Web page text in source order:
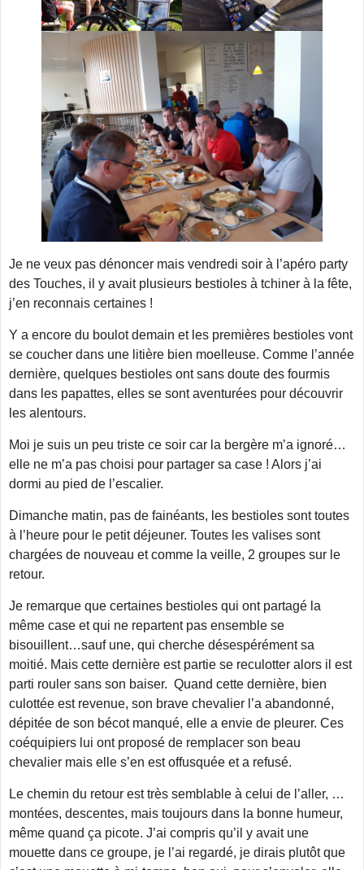
Je ne veux pas dénoncer mais vendredi soir à l’apéro party
des Touches, il y avait plusieurs bestioles à tchiner à la fête,
j’en reconnais certaines !
Y a encore du boulot demain et les premières bestioles vont
se coucher dans une litière bien moelleuse. Comme l’année
dernière, quelques bestioles ont sans doute des fourmis
dans les papattes, elles se sont aventurées pour découvrir
les alentours.
Moi je suis un peu triste ce soir car la bergère m’a ignoré…
elle ne m’a pas choisi pour partager sa case ! Alors j’ai
dormi au pied de l’escalier.
Dimanche matin, pas de fainéants, les bestioles sont toutes
à l’heure pour le petit déjeuner. Toutes les valises sont
chargées de nouveau et comme la veille, 2 groupes sur le
retour.
Je remarque que certaines bestioles qui ont partagé la
même case et qui ne repartent pas ensemble se
bisouillent…sauf une, qui cherche désespérément sa
moitié. Mais cette dernière est partie se reculotter alors il est
parti rouler sans son baiser. Quand cette dernière, bien
culottée est revenue, son brave chevalier l’a abandonné,
dépitée de son bécot manqué, elle a envie de pleurer. Ces
coéquipiers lui ont proposé de remplacer son beau
chevalier mais elle s’en est offusquée et a refusé.
Le chemin du retour est très semblable à celui de l’aller, …
montées, descentes, mais toujours dans la bonne humeur,
même quand ça picote. J’ai compris qu’il y avait une
mouette dans ce groupe, je l’ai regardé, je dirais plutôt que